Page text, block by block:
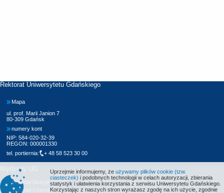
Rektorat Uniwersytetu Gdańskiego
Mapa
ul. prof. Marii Janion 7
80-309 Gdańsk
numery kont
NIP: 584-020-32-39
REGON: 000001330
tel. portiernia:
+ 48 58 523 30 00
Wydziały UG
Wydział Biologii
Wydział Chemii
Uprzejmie informujemy, że używamy plików cookie (tzw.
ciasteczek) i podobnych technologii w celach autoryzacji, zbierania
statystyk i ułatwienia korzystania z serwisu Uniwersytetu Gdańskiego.
Korzystając z naszych stron wyrażasz zgodę na ich użycie, zgodnie